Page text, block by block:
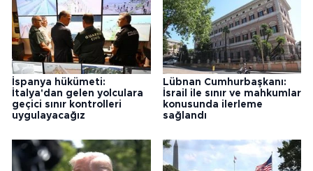
İspanya hükümeti:
İtalya'dan gelen yolculara
geçici sınır kontrolleri
uygulayacağız
Lübnan Cumhurbaşkanı:
İsrail ile sınır ve mahkumlar
konusunda ilerleme
sağlandı